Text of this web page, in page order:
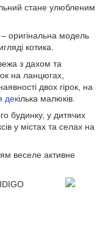
стане улюбленим
оригінальна модель
котика.
з дахом та
на ланцюгах,
двох гірок, на
декілька малюків.
будинку, у дитячих
у містах та селах на
веселе активне